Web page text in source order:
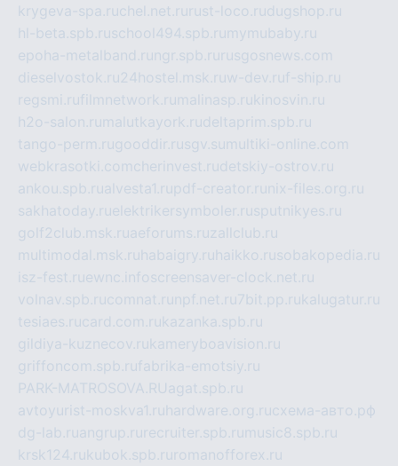
krygeva-spa.ruchel.net.ru rust-loco.rudugshop.ru
hl-beta.spb.ruschool494.spb.ru mymubaby.ru
epoha-metalband.ru ngr.spb.ru rusgosnews.com
dieselvostok.ru24hostel.msk.ruw-dev.ruf-ship.ru
regsmi.rufilmnetwork.ru malinasp.rukinosvin.ru
h2o-salon.ru malutkayork.rudeltaprim.spb.ru
tango-perm.rugooddir.rusgv.su multiki-online.com
webkrasotki.comcherinvest.rudetskiy-ostrov.ru
ankou.spb.rualvesta1.rupdf-creator.ru nix-files.org.ru
sakhatoday.ruelektrikersymboler.rusputnikyes.ru
golf2club.msk.ruaeforums.ruzallclub.ru
multimodal.msk.ru habaigry.ru haikko.rusobakopedia.ru
isz-fest.ruewnc.infoscreensaver-clock.net.ru
volnav.spb.rucomnat.ru npf.net.ru 7bit.pp.rukalugatur.ru
tesiaes.rucard.com.rukazanka.spb.ru
gildiya-kuznecov.rukameryboavision.ru
griffoncom.spb.rufabrika-emotsiy.ru
PARK-MATROSOVA.RUagat.spb.ru
avtoyurist-moskva1.ru hardware.org.ruсхема-авто.рф
dg-lab.ruangrup.ru recruiter.spb.ru music8.spb.ru
krsk124.rukubok.spb.ru romanofforex.ru